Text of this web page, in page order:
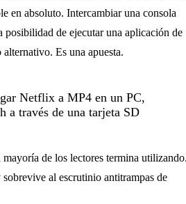
en absoluto. Intercambiar una consola
de ejecutar una aplicación de
Es una apuesta.
Netflix a MP4 en un PC,
a través de una tarjeta SD
mayoría de los lectores termina
al escrutinio antitrampas de